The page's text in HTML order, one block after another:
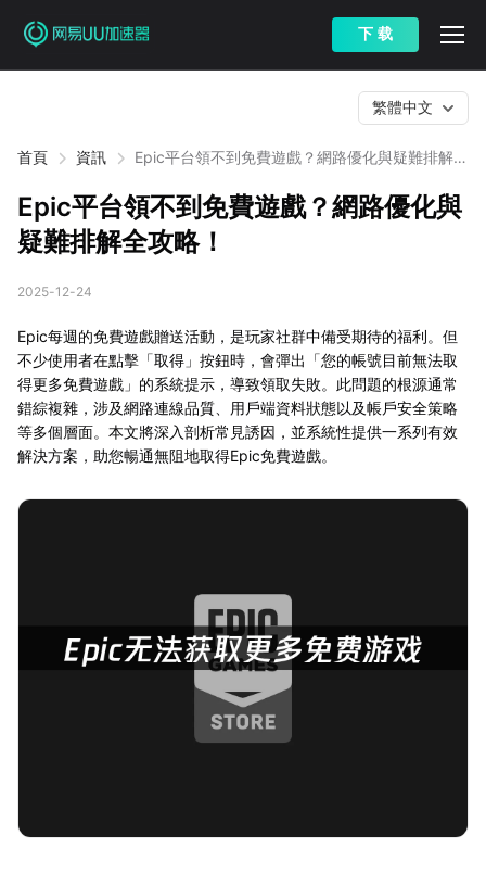
下 载
首頁 資訊
Epic平台領不到免費遊戲？網路優化與疑難排解全
繁體中文
Epic平台領不到免費遊戲？網路優化與
疑難排解全攻略！
2025-12-24
Epic每週的免費遊戲贈送活動，是玩家社群中備受期待的福利。但
不少使用者在點擊「取得」按鈕時，會彈出「您的帳號目前無法取
得更多免費遊戲」的系統提示，導致領取失敗。此問題的根源通常
錯綜複雜，涉及網路連線品質、用戶端資料狀態以及帳戶安全策略
等多個層面。本文將深入剖析常見誘因，並系統性提供一系列有效
解決方案，助您暢通無阻地取得Epic免費遊戲。